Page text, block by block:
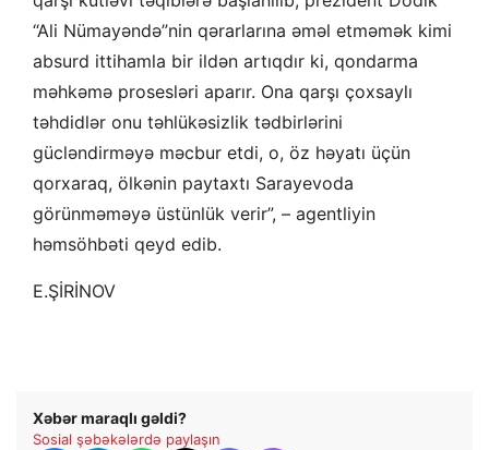
“Ali Nümayəndə”nin qərarlarına əməl etməmək kimi
absurd ittihamla bir ildən artıqdır ki, qondarma
məhkəmə prosesləri aparır. Ona qarşı çoxsaylı
təhdidlər onu təhlükəsizlik tədbirlərini
gücləndirməyə məcbur etdi, o, öz həyatı üçün
qorxaraq, ölkənin paytaxtı Sarayevoda
görünməməyə üstünlük verir”, – agentliyin
həmsöhbəti qeyd edib.
E.ŞİRİNOV
Xəbər maraqlı gəldi?
Sosial şəbəkələrdə paylaşın